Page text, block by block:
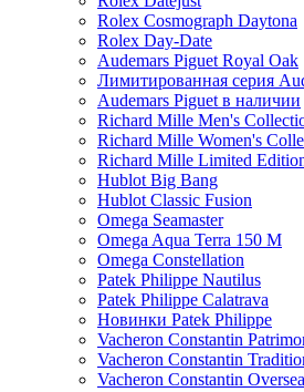
Rolex Cosmograph Daytona
Rolex Day-Date
Audemars Piguet Royal Oak
Лимитированная серия
Audemars Piguet в наличии
Richard Mille Men's
Richard Mille Women's
Richard Mille Limited
Hublot Big Bang
Hublot Classic Fusion
Omega Seamaster
Omega Aqua Terra 150 M
Omega Constellation
Patek Philippe Nautilus
Patek Philippe Calatrava
Новинки Patek Philippe
Vacheron Constantin
Vacheron Constantin
Vacheron Constantin